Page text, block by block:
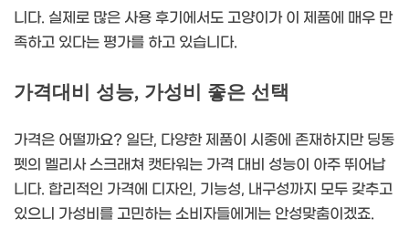
니다. 실제로 많은 사용 후기에서도 고양이가 이 제품에 매우 만
족하고 있다는 평가를 하고 있습니다.
가격대비 성능, 가성비 좋은 선택
가격은 어떨까요? 일단, 다양한 제품이 시중에 존재하지만 딩동
펫의 멜리사 스크래쳐 캣타워는 가격 대비 성능이 아주 뛰어납
니다. 합리적인 가격에 디자인, 기능성, 내구성까지 모두 갖추고
있으니 가성비를 고민하는 소비자들에게는 안성맞춤이겠죠.